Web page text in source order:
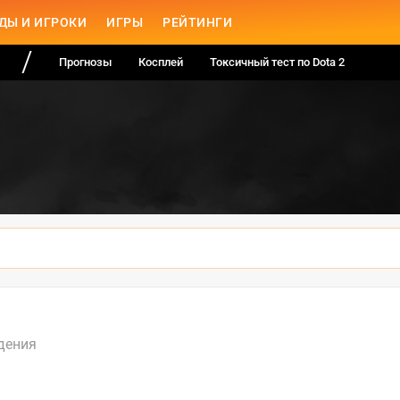
И ИГРОКИ ИГРЫ РЕЙТИНГИ
Прогнозы Косплей Токсичный тест по Dota 2